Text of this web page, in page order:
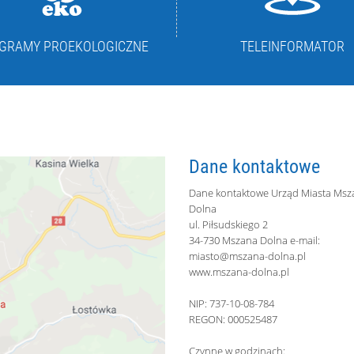
PROEKOLOGICZNE TELEINFORMATOR
Dane kontaktowe
Dane kontaktowe Urząd Miasta
Dolna
ul. Piłsudskiego 2
34-730 Mszana Dolna e-mail:
miasto@mszana-dolna.pl
www.mszana-dolna.pl
NIP: 737-10-08-784
REGON: 000525487
Czynne w godzinach: